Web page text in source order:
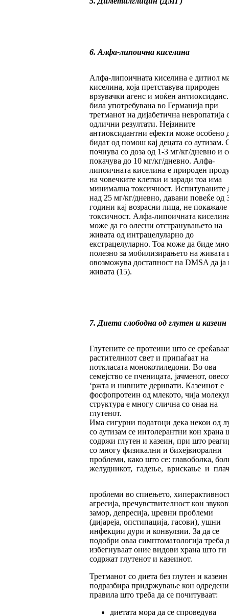
6. Алфа-липоична киселина
Алфа-липоичната киселина е дитиол
киселина, која претставува природен
врзувачки агенс и моќен
била употребувана во Германија при
третманот на дијабетична невропатија
одлични резултати. Нејзините
антиоксидантни ефекти може особено
бидат од помош кај децата со аутизам.
почнува со доза од 1-3 мг/кг/дневно и
покачува до 10 мг/кг/дневно. Алфа-
липоичната киселина е природен
на човечките клетки и заради тоа има
минимална токсичност. Испитуваните
над 25 мг/кг/дневно, давани повеќе од
години кај возрасни лица, не покажале
токсичност. Алфа-липоичната
може да го олесни отстранувањето на
живата од интрацелуларно до
екстрацелуларно. Тоа може да биде
полезно за мобилизирањето на живата
овозможува достапност на DMSA да ја
живата (15).
7. Диета слободна од глутен и казеин
Глутените се протеини што се
растителниот свет и припаѓаат на
поткласата монокотиледони. Во ова
семејство се пченицата, јачменот,
‘ржта и нивните деривати. Казеинот е
фосфопротеин од млекото, чија
структура е многу слична со онаа на
глутенот.
Има сигурни податоци дека некои од
со аутизам се интолерантни кон храна
содржи глутен и казеин, при што
со многу физикални и бихејвиорални
проблеми, како што се: главоболка,
желудникот, гадење, врискање и
проблеми во спиењето,
агресија, пречувствителност кон
замор, депресија, цревни проблеми
(дијареја, опстипација, гасови), ушни
инфекции дури и конвулзии. За да се
подобри оваа симптоматологија треба
избегнуваат оние видови храна што ги
содржат глутенот и казеинот.
Третманот со диета без глутен и казеин
подразбира придржување кон одредени
правила што треба да се почитуваат:
диетата мора да се спроведува